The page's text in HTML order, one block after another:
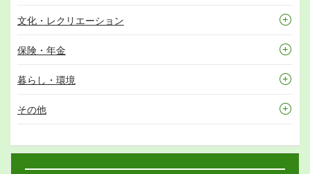
文化・レクリエーション
保険・年金
暮らし・環境
その他